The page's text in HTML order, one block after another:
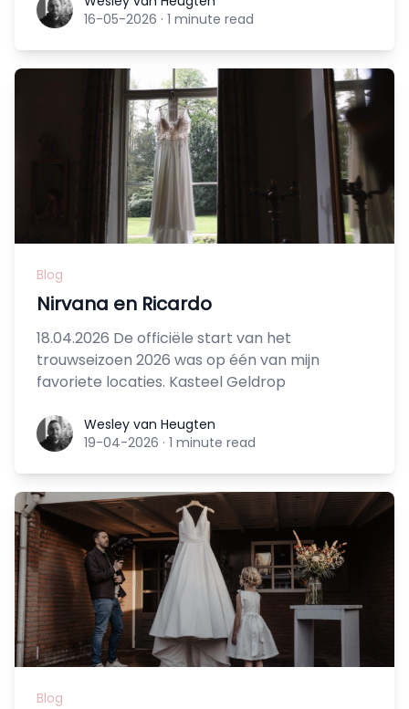
16-05-2026 · 1 minute read
Blog
Nirvana en Ricardo
18.04.2026 De officiële start van het
trouwseizoen 2026 was op één van mijn
favoriete locaties. Kasteel Geldrop
Wesley van Heugten
Wesley van Heugten
19-04-2026 · 1 minute read
Blog